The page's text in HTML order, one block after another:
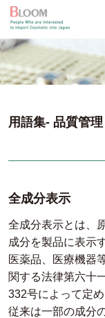
用語集- 品質管理
全成分表示
全成分表示とは、
成分を製品に表示
医薬品、医療機器
関する法律第六十
332号によって定め
従来は一部の成分